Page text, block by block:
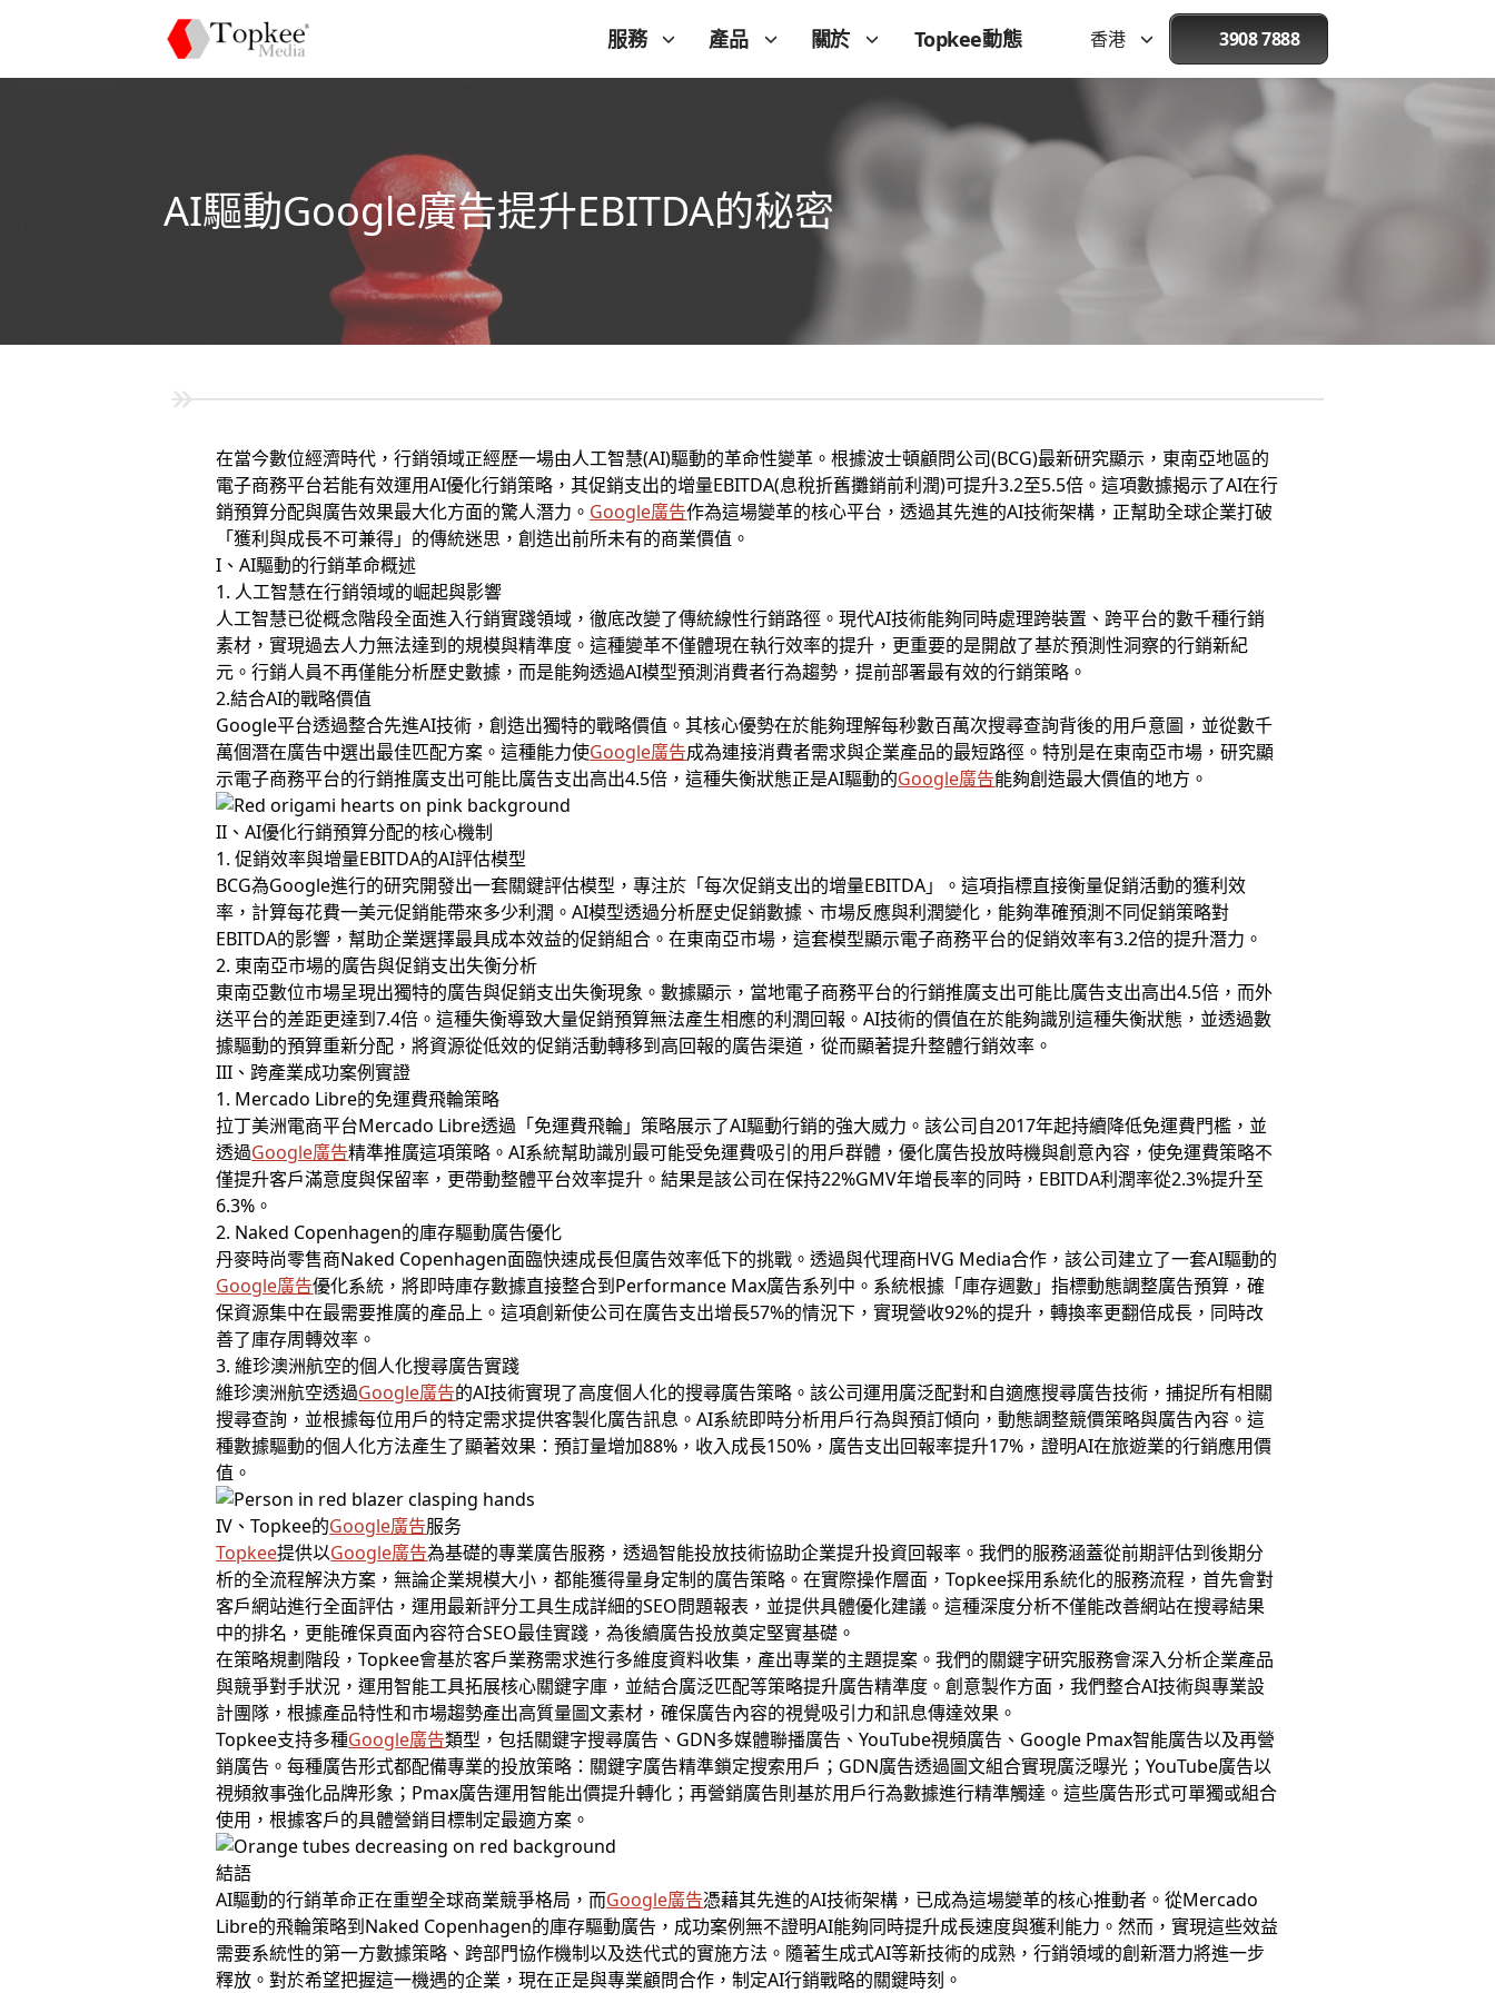
服務 產品 關於 Topkee動態 香港 3908 7888
AI驅動Google廣告提升EBITDA的秘密
在當今數位經濟時代，行銷領域正經歷一場由人工智慧(AI)驅動的革命性變革。根據波士頓顧問公司(BCG)最新研究顯示，東南亞地區的
電子商務平台若能有效運用AI優化行銷策略，其促銷支出的增量EBITDA(息稅折舊攤銷前利潤)可提升3.2至5.5倍。這項數據揭示了AI在行
銷預算分配與廣告效果最大化方面的驚人潛力。 Google廣告作為這場變革的核心平台，透過其先進的AI技術架構，正幫助全球企業打破
「獲利與成長不可兼得」的傳統迷思，創造出前所未有的商業價值。
I、AI驅動的行銷革命概述
1. 人工智慧在行銷領域的崛起與影響
人工智慧已從概念階段全面進入行銷實踐領域，徹底改變了傳統線性行銷路徑。現代AI技術能夠同時處理跨裝置、跨平台的數千種行銷
素材，實現過去人力無法達到的規模與精準度。這種變革不僅體現在執行效率的提升，更重要的是開啟了基於預測性洞察的行銷新紀
元。行銷人員不再僅能分析歷史數據，而是能夠透過AI模型預測消費者行為趨勢，提前部署最有效的行銷策略。
2.結合AI的戰略價值
Google平台透過整合先進AI技術，創造出獨特的戰略價值。其核心優勢在於能夠理解每秒數百萬次搜尋查詢背後的用戶意圖，並從數千
萬個潛在廣告中選出最佳匹配方案。這種能力使Google廣告成為連接消費者需求與企業產品的最短路徑。特別是在東南亞市場，研究顯
示電子商務平台的行銷推廣支出可能比廣告支出高出4.5倍，這種失衡狀態正是AI驅動的Google廣告能夠創造最大價值的地方。
II、AI優化行銷預算分配的核心機制
1. 促銷效率與增量EBITDA的AI評估模型
BCG為Google進行的研究開發出一套關鍵評估模型，專注於「每次促銷支出的增量EBITDA」。這項指標直接衡量促銷活動的獲利效
率，計算每花費一美元促銷能帶來多少利潤。AI模型透過分析歷史促銷數據、市場反應與利潤變化，能夠準確預測不同促銷策略對
EBITDA的影響，幫助企業選擇最具成本效益的促銷組合。在東南亞市場，這套模型顯示電子商務平台的促銷效率有3.2倍的提升潛力。
2. 東南亞市場的廣告與促銷支出失衡分析
東南亞數位市場呈現出獨特的廣告與促銷支出失衡現象。數據顯示，當地電子商務平台的行銷推廣支出可能比廣告支出高出4.5倍，而外
送平台的差距更達到7.4倍。這種失衡導致大量促銷預算無法產生相應的利潤回報。AI技術的價值在於能夠識別這種失衡狀態，並透過數
據驅動的預算重新分配，將資源從低效的促銷活動轉移到高回報的廣告渠道，從而顯著提升整體行銷效率。
III、跨產業成功案例實證
1. Mercado Libre的免運費飛輪策略
拉丁美洲電商平台Mercado Libre透過「免運費飛輪」策略展示了AI驅動行銷的強大威力。該公司自2017年起持續降低免運費門檻，並
透過Google廣告精準推廣這項策略。AI系統幫助識別最可能受免運費吸引的用戶群體，優化廣告投放時機與創意內容，使免運費策略不
僅提升客戶滿意度與保留率，更帶動整體平台效率提升。結果是該公司在保持22%GMV年增長率的同時，EBITDA利潤率從2.3%提升至
6.3%。
2. Naked Copenhagen的庫存驅動廣告優化
丹麥時尚零售商Naked Copenhagen面臨快速成長但廣告效率低下的挑戰。透過與代理商HVG Media合作，該公司建立了一套AI驅動的
Google廣告優化系統，將即時庫存數據直接整合到Performance Max廣告系列中。系統根據「庫存週數」指標動態調整廣告預算，確
保資源集中在最需要推廣的產品上。這項創新使公司在廣告支出增長57%的情況下，實現營收92%的提升，轉換率更翻倍成長，同時改
善了庫存周轉效率。
3. 維珍澳洲航空的個人化搜尋廣告實踐
維珍澳洲航空透過Google廣告的AI技術實現了高度個人化的搜尋廣告策略。該公司運用廣泛配對和自適應搜尋廣告技術，捕捉所有相關
搜尋查詢，並根據每位用戶的特定需求提供客製化廣告訊息。AI系統即時分析用戶行為與預訂傾向，動態調整競價策略與廣告內容。這
種數據驅動的個人化方法產生了顯著效果：預訂量增加88%，收入成長150%，廣告支出回報率提升17%，證明AI在旅遊業的行銷應用價
值。
IV、Topkee的Google廣告服务
Topkee提供以Google廣告為基礎的專業廣告服務，透過智能投放技術協助企業提升投資回報率。我們的服務涵蓋從前期評估到後期分
析的全流程解決方案，無論企業規模大小，都能獲得量身定制的廣告策略。在實際操作層面，Topkee採用系統化的服務流程，首先會對
客戶網站進行全面評估，運用最新評分工具生成詳細的SEO問題報表，並提供具體優化建議。這種深度分析不僅能改善網站在搜尋結果
中的排名，更能確保頁面內容符合SEO最佳實踐，為後續廣告投放奠定堅實基礎。
在策略規劃階段，Topkee會基於客戶業務需求進行多維度資料收集，產出專業的主題提案。我們的關鍵字研究服務會深入分析企業產品
與競爭對手狀況，運用智能工具拓展核心關鍵字庫，並結合廣泛匹配等策略提升廣告精準度。創意製作方面，我們整合AI技術與專業設
計團隊，根據產品特性和市場趨勢產出高質量圖文素材，確保廣告內容的視覺吸引力和訊息傳達效果。
Topkee支持多種Google廣告類型，包括關鍵字搜尋廣告、GDN多媒體聯播廣告、YouTube視頻廣告、Google Pmax智能廣告以及再營
銷廣告。每種廣告形式都配備專業的投放策略：關鍵字廣告精準鎖定搜索用戶；GDN廣告透過圖文組合實現廣泛曝光；YouTube廣告以
視頻敘事強化品牌形象；Pmax廣告運用智能出價提升轉化；再營銷廣告則基於用戶行為數據進行精準觸達。這些廣告形式可單獨或組合
使用，根據客戶的具體營銷目標制定最適方案。
結語
AI驅動的行銷革命正在重塑全球商業競爭格局，而Google廣告憑藉其先進的AI技術架構，已成為這場變革的核心推動者。從Mercado
Libre的飛輪策略到Naked Copenhagen的庫存驅動廣告，成功案例無不證明AI能夠同時提升成長速度與獲利能力。然而，實現這些效益
需要系統性的第一方數據策略、跨部門協作機制以及迭代式的實施方法。隨著生成式AI等新技術的成熟，行銷領域的創新潛力將進一步
釋放。對於希望把握這一機遇的企業，現在正是與專業顧問合作，制定AI行銷戰略的關鍵時刻。